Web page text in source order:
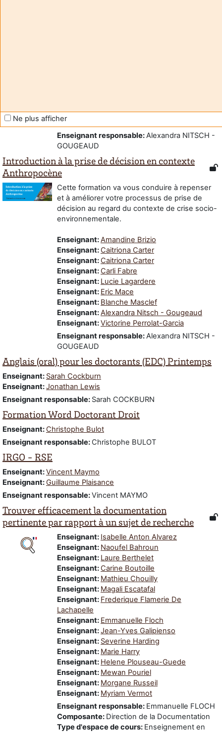
Ne plus afficher
Enseignant:Blanche Masclef
Enseignant:
Enseignant responsable: Alexandra NITSCH -
GOUGEAUD
Introduction à la prise de décision en contexte
Anthropocène
Cette formation va vous conduire à repenser
et à améliorer votre processus de prise de
décision au regard du contexte de crise socio-
environnementale.
Enseignant:Amandine Brizio
Enseignant:Caitriona Carter
Enseignant:Caitriona Carter
Enseignant:Carli Fabre
Enseignant: Lucie Lagardere
Enseignant: Eric Mace
Enseignant: Blanche Masclef
Enseignant:Alexandra Nitsch - Gougeaud
Enseignant:Victorine Perrolat-Garcia
Enseignant responsable: Alexandra NITSCH -
GOUGEAUD
Anglais (oral) pour les doctorants (EDC) Printemps
Enseignant: Sarah Cockburn
Enseignant:Jonathan Lewis
Enseignant responsable: Sarah COCKBURN
Formation Word Doctorant Droit
Enseignant:Christophe Bulot
Enseignant responsable: Christophe BULOT
IRGO - RSE
Enseignant:Vincent Maymo
Enseignant:Guillaume Plaisance
Enseignant responsable:Vincent MAYMO
Trouver efficacement la documentation
pertinente par rapport à un sujet de recherche
Enseignant: Isabelle Anton Alvarez
Enseignant: Naoufel Bahroun
Enseignant: Laure Berthelet
Enseignant:Carine Boutoille
Enseignant: Mathieu Chouilly
Enseignant: Magali Escatafal
Enseignant: Frederique Flamerie De
Lachapelle
Enseignant: Emmanuelle Floch
Enseignant:Jean-Yves Galipienso
Enseignant: Severine Harding
Enseignant: Marie Harry
Enseignant: Helene Plouseau-Guede
Enseignant: Mewan Pouriel
Enseignant: Morgane Russeil
Enseignant: Myriam Vermot
Enseignant responsable: Emmanuelle FLOCH
Composante: Direction de la Documentation
Type d'espace de cours: Enseignement en